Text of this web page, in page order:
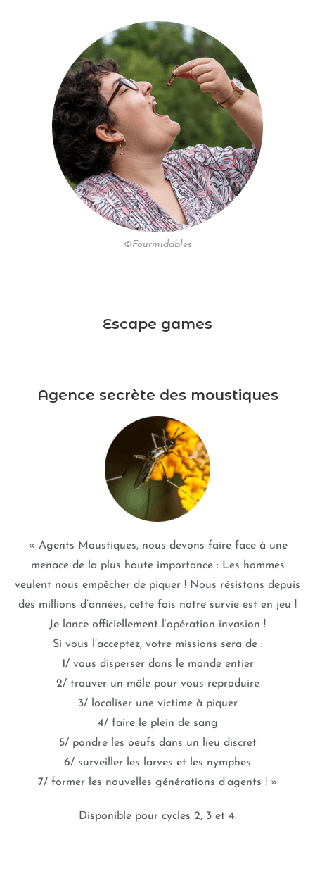
©Fourmidables
Escape games
Agence secrète des moustiques
« Agents Moustiques, nous devons faire face à une
menace de la plus haute importance : Les hommes
veulent nous empêcher de piquer ! Nous résistons depuis
des millions d’années, cette fois notre survie est en jeu !
Je lance officiellement l’opération invasion !
Si vous l’acceptez, votre missions sera de :
1/ vous disperser dans le monde entier
2/ trouver un mâle pour vous reproduire
3/ localiser une victime à piquer
4/ faire le plein de sang
5/ pondre les oeufs dans un lieu discret
6/ surveiller les larves et les nymphes
7/ former les nouvelles générations d’agents ! »
Disponible pour cycles 2, 3 et 4.